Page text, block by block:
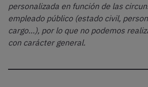
personalizada en función de las
empleado público (estado civil,
cargo…), por lo que no podemos
con carácter general.